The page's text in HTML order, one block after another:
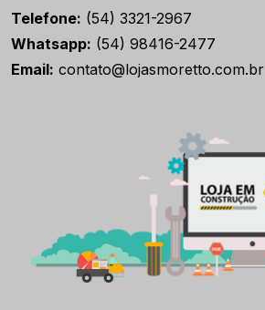
Telefone: (54) 3321-2967
Whatsapp: (54) 98416-2477
Email: contato@lojasmoretto.com.br